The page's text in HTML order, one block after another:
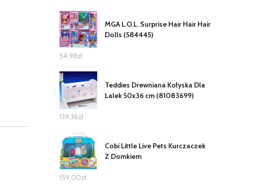
MGA L.O.L. Surprise Hair Hair Hair
Dolls (584445)
54,98zł
Teddies Drewniana Kołyska Dla
Lalek 50x36 cm (81083699)
139,36zł
Cobi Little Live Pets Kurczaczek
Z Domkiem
159,00zł